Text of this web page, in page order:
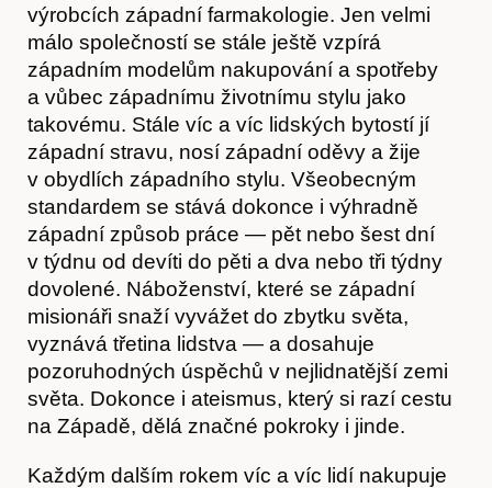
výrobcích západní farmakologie. Jen velmi
málo společností se stále ještě vzpírá
západním modelům nakupování a spotřeby
a vůbec západnímu životnímu stylu jako
takovému. Stále víc a víc lidských bytostí jí
západní stravu, nosí západní oděvy a žije
v obydlích západního stylu. Všeobecným
standardem se stává dokonce i výhradně
západní způsob práce — pět nebo šest dní
v týdnu od devíti do pěti a dva nebo tři týdny
dovolené. Náboženství, které se západní
misionáři snaží vyvážet do zbytku světa,
vyznává třetina lidstva — a dosahuje
pozoruhodných úspěchů v nejlidnatější zemi
světa. Dokonce i ateismus, který si razí cestu
na Západě, dělá značné pokroky i jinde.
Každým dalším rokem víc a víc lidí nakupuje